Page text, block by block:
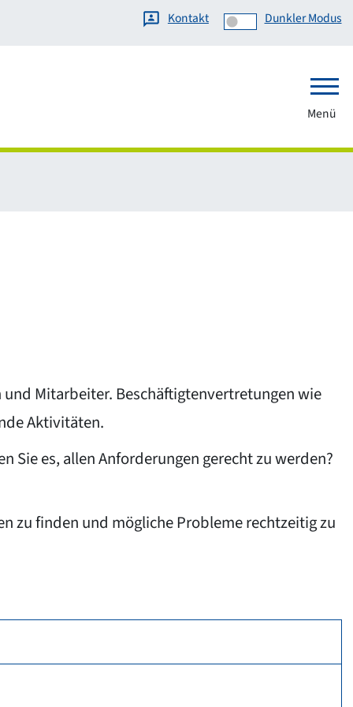
Kontakt Dunkler Modus
Menü
Mitarbeiter. Beschäftigtenvertretungen wie
Aktivitäten.
es, allen Anforderungen gerecht zu werden?
zu finden und mögliche Probleme rechtzeitig zu